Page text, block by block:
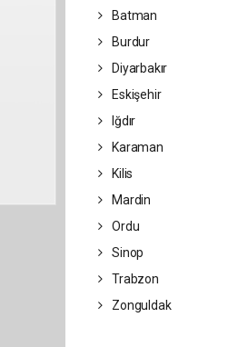
Batman
Burdur
Diyarbakır
Eskişehir
Iğdır
Karaman
Kilis
Mardin
Ordu
Sinop
Trabzon
Zonguldak